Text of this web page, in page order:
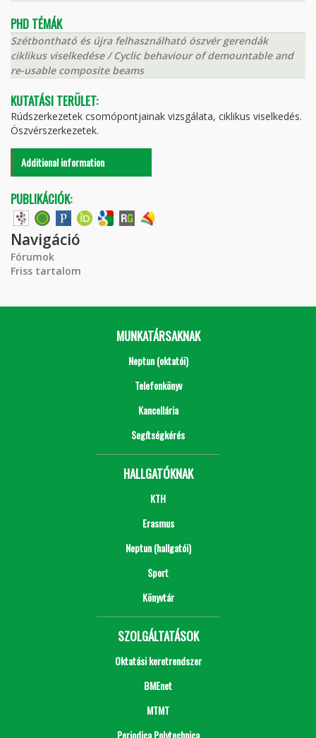
PHD TÉMÁK
Szétbontható és újra felhasználható öszvér gerendák
ciklikus viselkedése / Cyclic behaviour of demountable and
re-usable composite beams
KUTATÁSI TERÜLET:
Rúdszerkezetek csomópontjainak vizsgálata, ciklikus viselkedés.
Öszvérszerkezetek.
Additional information
PUBLIKÁCIÓK:
Navigáció
Fórumok
Friss tartalom
MUNKATÁRSAKNAK
Neptun (oktatói)
Telefonkönyv
Kancellária
Segítségkérés
HALLGATÓKNAK
KTH
Erasmus
Neptun (hallgatói)
Sport
Könyvtár
SZOLGÁLTATÁSOK
Oktatási keretrendszer
BMEnet
MTMT